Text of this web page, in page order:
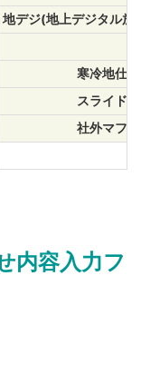
地デジ(地上デジタル放
寒冷地仕
スライド
社外マフ
内容入力フ